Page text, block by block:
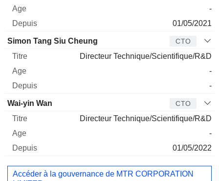
-
01/05/2021
Simon Tang Siu Cheung CTO
Directeur Technique/Scientifique/R&D
-
-
Wai-yin Wan CTO
Directeur Technique/Scientifique/R&D
-
01/05/2022
Accéder à la gouvernance de MTR CORPORATION